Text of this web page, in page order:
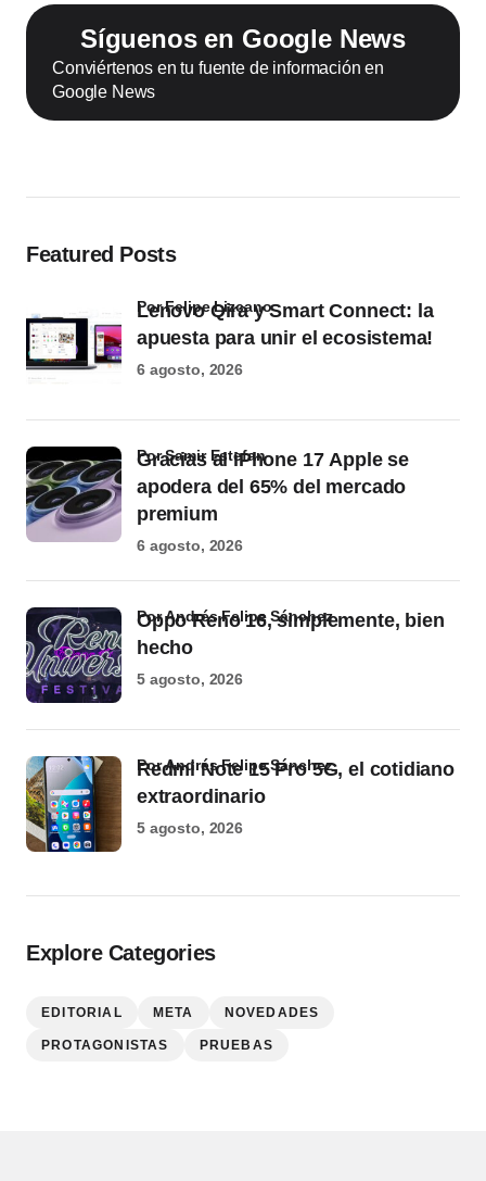
Síguenos en Google News
Conviértenos en tu fuente de información en
Google News
Featured Posts
Lenovo Qira y Smart Connect: la
apuesta para unir el ecosistema!
por Felipe Lizcano
6 agosto, 2026
Gracias al iPhone 17 Apple se
apodera del 65% del mercado
premium
por Samir Estefan
6 agosto, 2026
Oppo Reno 16, simplemente, bien
hecho
por Andrés Felipe Sánchez
5 agosto, 2026
Redmi Note 15 Pro 5G, el cotidiano
extraordinario
por Andrés Felipe Sánchez
5 agosto, 2026
Explore Categories
EDITORIAL META NOVEDADES
PROTAGONISTAS PRUEBAS